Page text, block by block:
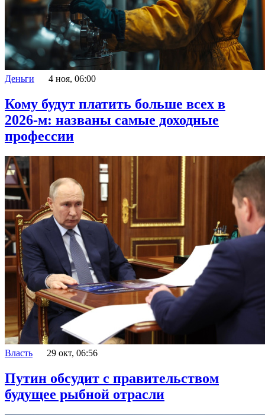
Деньги 4 ноя, 06:00
Кому будут платить больше всех в
2026-м: названы самые доходные
профессии
Власть 29 окт, 06:56
Путин обсудит с правительством
будущее рыбной отрасли